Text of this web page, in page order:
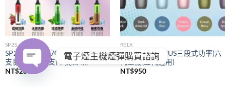
SP2S
SP2S拋棄式
7000口｜購買五
支隨機贈送一支(不挑口味)
NT$280
RELX
RELX悅刻
(PIUS三段式功率)六
代主機(五代通用)
NT$950
電子煙主機煙彈購買諮詢